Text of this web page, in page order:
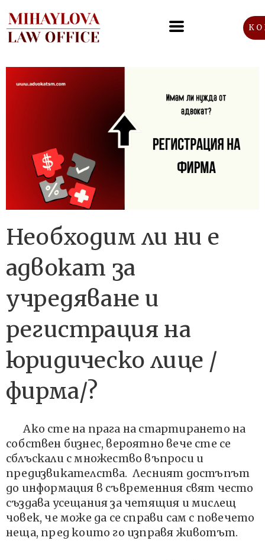
Необходим ли ни е
адвокат за
учредяване и
регистрация на
юридическо лице /
фирма/?
Ако сте на прага на стартирането на
собствен бизнес, вероятно вече сте се
сблъскали с множество въпроси и
предизвикателства. Лесният достъпът
до информация в съвременния свят често
създава усещания за четящия и мислещ
човек, че може да се справи сам с повечето
неща, пред които го изправя животът.